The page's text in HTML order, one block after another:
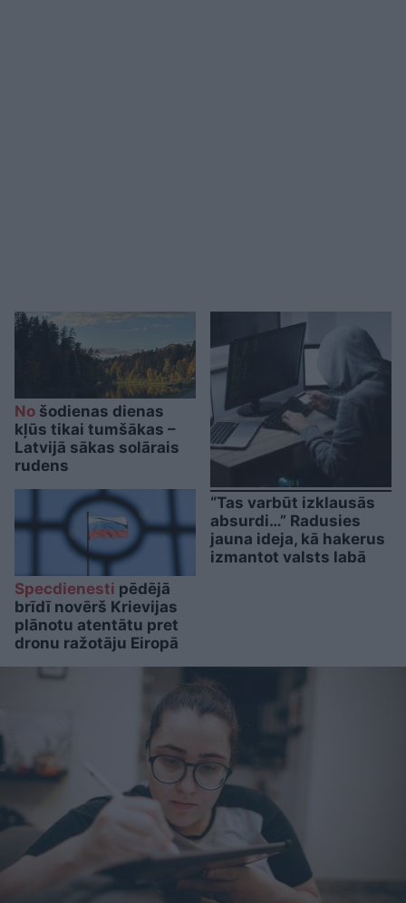
No šodienas dienas
kļūs tikai tumšākas –
Latvijā sākas solārais
rudens
Specdienesti pēdējā
brīdī novērš Krievijas
plānotu atentātu pret
dronu ražotāju Eiropā
“Tas varbūt izklausās
absurdi…” Radusies
jauna ideja, kā hakerus
izmantot valsts labā